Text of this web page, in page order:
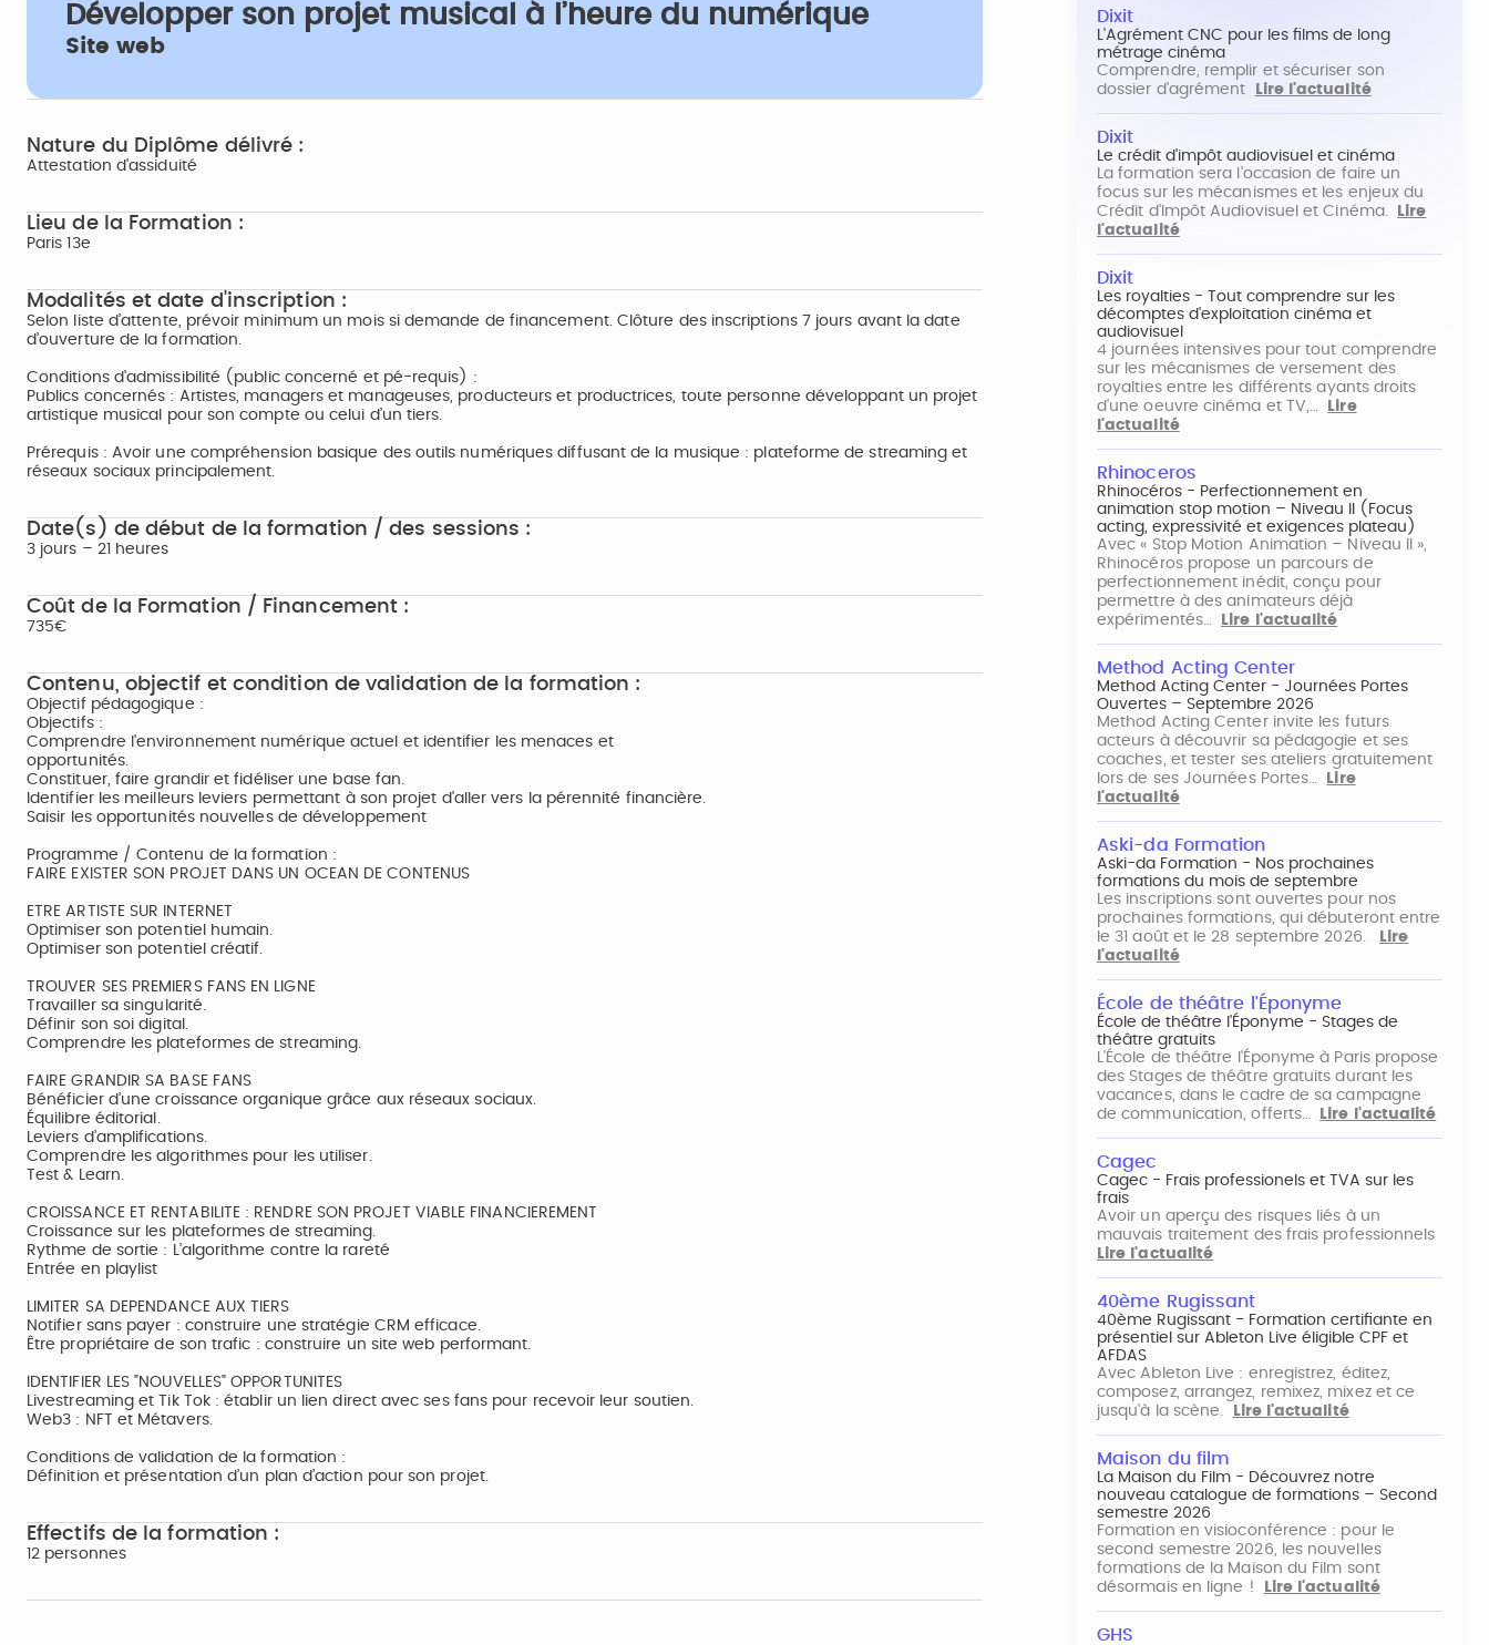
Développer son projet musical à l’heure du numérique
Site web
Nature du Diplôme délivré :
Attestation d'assiduité
Lieu de la Formation :
Paris 13e
Modalités et date d'inscription :
Selon liste d’attente, prévoir minimum un mois si demande de financement. Clôture des inscriptions 7 jours avant la date
d’ouverture de la formation.
Conditions d'admissibilité (public concerné et pé-requis) :
Publics concernés : Artistes, managers et manageuses, producteurs et productrices, toute personne développant un projet
artistique musical pour son compte ou celui d’un tiers.
Prérequis : Avoir une compréhension basique des outils numériques diffusant de la musique : plateforme de streaming et
réseaux sociaux principalement.
Date(s) de début de la formation / des sessions :
3 jours – 21 heures
Coût de la Formation / Financement :
735€
Contenu, objectif et condition de validation de la formation :
Objectif pédagogique :
Objectifs :
Comprendre l'environnement numérique actuel et identifier les menaces et
opportunités.
Constituer, faire grandir et fidéliser une base fan.
Identifier les meilleurs leviers permettant à son projet d'aller vers la pérennité financière.
Saisir les opportunités nouvelles de développement
Programme / Contenu de la formation :
FAIRE EXISTER SON PROJET DANS UN OCEAN DE CONTENUS
ETRE ARTISTE SUR INTERNET
Optimiser son potentiel humain.
Optimiser son potentiel créatif.
TROUVER SES PREMIERS FANS EN LIGNE
Travailler sa singularité.
Définir son soi digital.
Comprendre les plateformes de streaming.
FAIRE GRANDIR SA BASE FANS
Bénéficier d’une croissance organique grâce aux réseaux sociaux.
Équilibre éditorial.
Leviers d’amplifications.
Comprendre les algorithmes pour les utiliser.
Test & Learn.
CROISSANCE ET RENTABILITE : RENDRE SON PROJET VIABLE FINANCIEREMENT
Croissance sur les plateformes de streaming.
Rythme de sortie : L’algorithme contre la rareté
Entrée en playlist
LIMITER SA DEPENDANCE AUX TIERS
Notifier sans payer : construire une stratégie CRM efficace.
Être propriétaire de son trafic : construire un site web performant.
IDENTIFIER LES "NOUVELLES" OPPORTUNITES
Livestreaming et Tik Tok : établir un lien direct avec ses fans pour recevoir leur soutien.
Web3 : NFT et Métavers.
Conditions de validation de la formation :
Définition et présentation d’un plan d’action pour son projet.
Effectifs de la formation :
12 personnes
Dixit
L'Agrément CNC pour les films de long
métrage cinéma
Comprendre, remplir et sécuriser son
dossier d'agrément
Lire l'actualité
Dixit
Le crédit d'impôt audiovisuel et cinéma
La formation sera l'occasion de faire un
focus sur les mécanismes et les enjeux du
Crédit d'Impôt Audiovisuel et Cinéma.
Lire
l'actualité
Dixit
Les royalties - Tout comprendre sur les
décomptes d'exploitation cinéma et
audiovisuel
4 journées intensives pour tout comprendre
sur les mécanismes de versement des
royalties entre les différents ayants droits
d'une oeuvre cinéma et TV,…
Lire
l'actualité
Rhinoceros
Rhinocéros - Perfectionnement en
animation stop motion – Niveau II (Focus
acting, expressivité et exigences plateau)
Avec « Stop Motion Animation – Niveau II »,
Rhinocéros propose un parcours de
perfectionnement inédit, conçu pour
permettre à des animateurs déjà
expérimentés…
Lire l'actualité
Method Acting Center
Method Acting Center - Journées Portes
Ouvertes – Septembre 2026
Method Acting Center invite les futurs
acteurs à découvrir sa pédagogie et ses
coaches, et tester ses ateliers gratuitement
lors de ses Journées Portes…
Lire
l'actualité
Aski-da Formation
Aski-da Formation - Nos prochaines
formations du mois de septembre
Les inscriptions sont ouvertes pour nos
prochaines formations, qui débuteront entre
le 31 août et le 28 septembre 2026.
Lire
l'actualité
École de théâtre l'Éponyme
École de théâtre l'Éponyme - Stages de
théâtre gratuits
L'École de théâtre l'Éponyme à Paris propose
des Stages de théâtre gratuits durant les
vacances, dans le cadre de sa campagne
de communication, offerts…
Lire l'actualité
Cagec
Cagec - Frais professionels et TVA sur les
frais
Avoir un aperçu des risques liés à un
mauvais traitement des frais professionnels
Lire l'actualité
40ème Rugissant
40ème Rugissant - Formation certifiante en
présentiel sur Ableton Live éligible CPF et
AFDAS
Avec Ableton Live : enregistrez, éditez,
composez, arrangez, remixez, mixez et ce
jusqu'à la scène.
Lire l'actualité
Maison du film
La Maison du Film - Découvrez notre
nouveau catalogue de formations – Second
semestre 2026
Formation en visioconférence : pour le
second semestre 2026, les nouvelles
formations de la Maison du Film sont
désormais en ligne !
Lire l'actualité
GHS